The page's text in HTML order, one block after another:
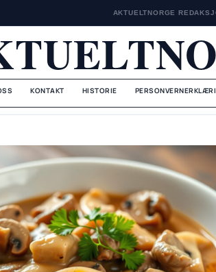
AKTUELTNORGE
KONTAKT HISTORIE